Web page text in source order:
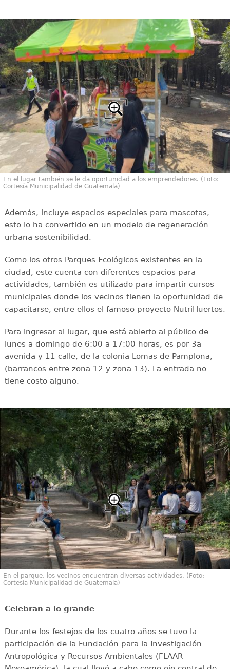
En el lugar también se le da oportunidad a los emprendedores. (Foto:
Cortesía Municipalidad de Guatemala)
Además, incluye espacios especiales para mascotas,
esto lo ha convertido en un modelo de regeneración
urbana sostenibilidad.
Como los otros Parques Ecológicos existentes en la
ciudad, este cuenta con diferentes espacios para
actividades, también es utilizado para impartir cursos
municipales donde los vecinos tienen la oportunidad de
capacitarse, entre ellos el famoso proyecto NutriHuertos.
Para ingresar al lugar, que está abierto al público de
lunes a domingo de 6:00 a 17:00 horas, es por 3a
avenida y 11 calle, de la colonia Lomas de Pamplona,
(barrancos entre zona 12 y zona 13). La entrada no
tiene costo alguno.
En el parque, los vecinos encuentran diversas actividades. (Foto:
Cortesía Municipalidad de Guatemala)
Celebran a lo grande
Durante los festejos de los cuatro años se tuvo la
participación de la Fundación para la Investigación
Antropológica y Recursos Ambientales (FLAAR